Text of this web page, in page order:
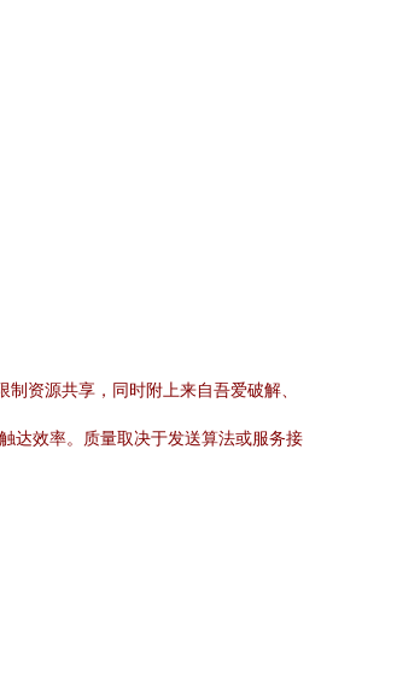
资源共享，同时附上来自吾爱破解、
达效率。质量取决于发送算法或服务接